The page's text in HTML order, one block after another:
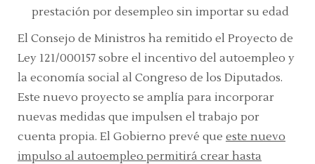
prestación por desempleo sin importar su edad
El Consejo de Ministros ha remitido el Proyecto de
Ley 121/000157 sobre el incentivo del autoempleo y
la economía social al Congreso de los Diputados.
Este nuevo proyecto se amplía para incorporar
nuevas medidas que impulsen el trabajo por
cuenta propia. El Gobierno prevé que este nuevo
impulso al autoempleo permitirá crear hasta